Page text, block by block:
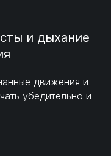
и дыхание
движения и
убедительно и